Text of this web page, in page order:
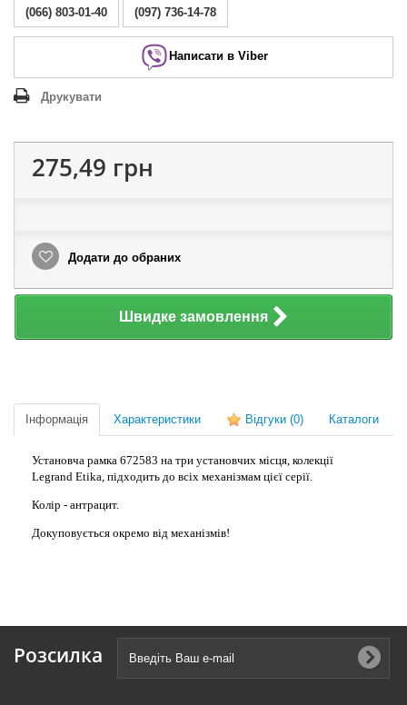
(066) 803-01-40 (097) 736-14-78
Написати в Viber
Друкувати
275,49 грн
Додати до обраних
Швидке замовлення
Інформація Характеристики Відгуки (0) Каталоги
Установча рамка 672583 на три установчих місця, колекції
Legrand Etika, підходить до всіх механізмам цієї серії.
Колір - антрацит.
Докуповується окремо від механізмів!
Розсилка